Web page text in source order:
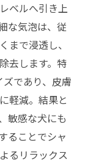
ベルへ引き上
な気泡は、従
まで浸透し、
去します。特
であり、皮膚
軽減。結果と
敏感な犬にも
ることでシャ
るリラックス